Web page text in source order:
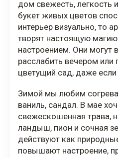
дом свежесть, легкость
букет живых цветов
интерьер визуально, то
творят настоящую
настроением. Они могут
расслабить вечером или
цветущий сад, даже
Зимой мы любим
ваниль, сандал. В мае
свежескошенная трава,
ландыш, пион и сочная
действуют как
повышают настроение,